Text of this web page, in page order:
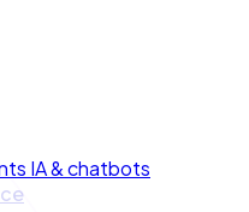
IA & chatbots